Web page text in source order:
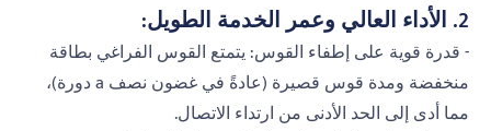
2. الأداء العالي وعمر الخدمة الطويل:
- قدرة قوية على إطفاء القوس: يتمتع القوس الفراغي بطاقة
منخفضة ومدة قوس قصيرة (عادةً في غضون نصف a دورة)،
مما أدى إلى الحد الأدنى من ارتداء الاتصال.